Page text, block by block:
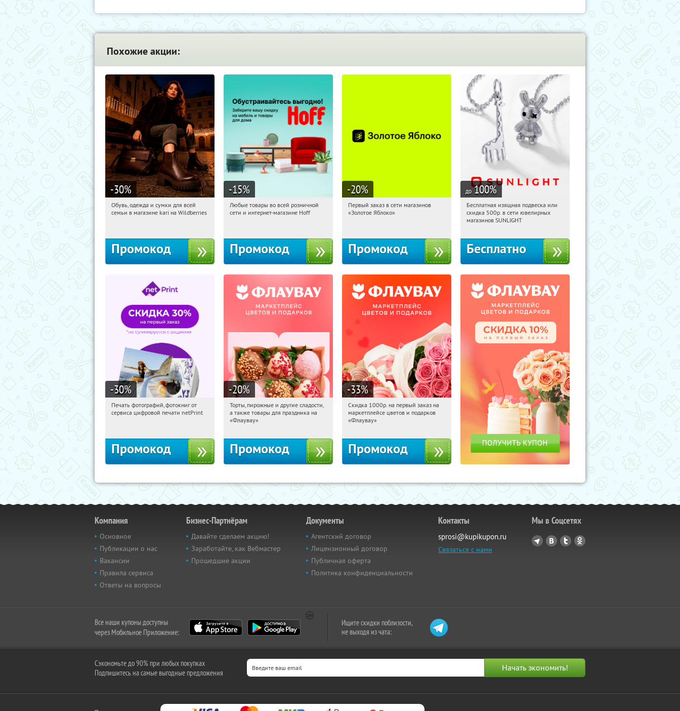
Похожие акции:
-30%
19:30:56 Получили:
Обувь, одежда и сумки для всей
семьи в магазине kari на Wildberries
Промокод
-15%
19:30:56 Получили:
Любые товары во всей розничной
сети и интернет-магазине Hoff
Промокод
-20%
19:30:56
Получи первым!
Первый заказ в сети магазинов
«Золотое Яблоко»
Промокод
до 100%
19:30:56 Получили:
Россия
Бесплатная изящная подвеска или
скидка 500р. в сети ювелирных
магазинов SUNLIGHT
Бесплатно
-30%
19:30:56 Получили:
Печать фотографий, фотокниг от
сервиса цифровой печати netPrint
Промокод
-20%
19:30:56 Получили:
Россия
Торты, пирожные и другие сладости,
а также товары для праздника на
«Флаувау»
Промокод
-33%
19:30:56 Получили:
Россия
Скидка 1000р. на первый заказ на
маркетплейсе цветов и подарков
«Флаувау»
Промокод
Компания
Основное
Публикации о нас
Вакансии
Правила сервиса
Ответы на вопросы
Бизнес-Партнёрам
Давайте сделаем акцию!
Заработайте, как Вебмастер
Прошедшие акции
Документы
Агентский договор
Лицензионный договор
Публичная оферта
Политика конфиденциальности
Контакты
sprosi@kupikupon.ru
Связаться с нами
Мы в Соцсетях
Все наши купоны доступны
через Мобильное Приложение:
Ищите скидки поблизости,
не выходя из чата:
Сэкономьте до 90% при любых покупках
Подпишитесь на самые выгодные предложения